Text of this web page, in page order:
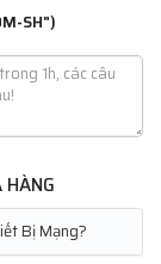
SH")
Bị Mạng?